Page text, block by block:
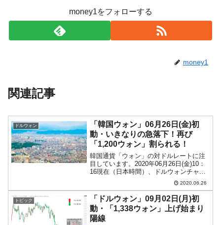
money1をフォローする
money1
関連記事
ドルウォン
「韓国ウォン」06月26日(金)初
動・いきなりの急落下！再び
「1,200ウォン」割られる！
韓国通貨「ウォン」の対ドルレートに注
目しています。2020年06月26日(金)10：
16現在（日本時間）、ドルウォンチャー
トは以下のようになっています（チャー
トは『Investing.com』より引用：以下
同）。本日もウォン高進行で長い陰線...
2020.06.26
トピック
「ドルウォン」09月02日(月)初
動・「1,338ウォン」上げ始まり
陽線